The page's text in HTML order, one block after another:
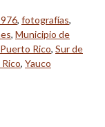
, fotografías,
, Municipio de
Puerto Rico, Sur de
, Yauco